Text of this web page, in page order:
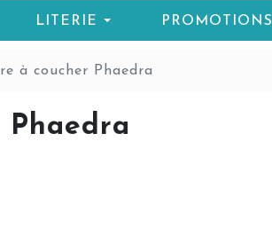
LITERIE PROMOTIONS
à coucher Phaedra
Phaedra